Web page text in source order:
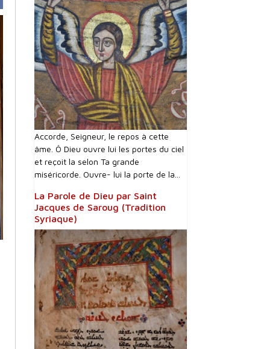
Accorde, Seigneur, le repos à cette
âme. Ô Dieu ouvre lui les portes du ciel
et reçoit la selon Ta grande
miséricorde. Ouvre- lui la porte de la...
La Parole de Dieu par Saint
Jacques de Saroug (Tradition
Syriaque)